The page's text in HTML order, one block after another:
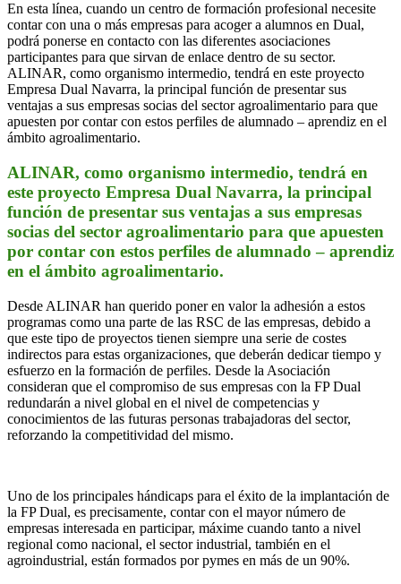
En esta línea, cuando un centro de formación profesional necesite
contar con una o más empresas para acoger a alumnos en Dual,
podrá ponerse en contacto con las diferentes asociaciones
participantes para que sirvan de enlace dentro de su sector.
ALINAR, como organismo intermedio, tendrá en este proyecto
Empresa Dual Navarra, la principal función de presentar sus
ventajas a sus empresas socias del sector agroalimentario para que
apuesten por contar con estos perfiles de alumnado – aprendiz en el
ámbito agroalimentario.
ALINAR, como organismo intermedio, tendrá en
este proyecto Empresa Dual Navarra, la principal
función de presentar sus ventajas a sus empresas
socias del sector agroalimentario para que apuesten
por contar con estos perfiles de alumnado – aprendiz
en el ámbito agroalimentario.
Desde ALINAR han querido poner en valor la adhesión a estos
programas como una parte de las RSC de las empresas, debido a
que este tipo de proyectos tienen siempre una serie de costes
indirectos para estas organizaciones, que deberán dedicar tiempo y
esfuerzo en la formación de perfiles. Desde la Asociación
consideran que el compromiso de sus empresas con la FP Dual
redundarán a nivel global en el nivel de competencias y
conocimientos de las futuras personas trabajadoras del sector,
reforzando la competitividad del mismo.
Uno de los principales hándicaps para el éxito de la implantación de
la FP Dual, es precisamente, contar con el mayor número de
empresas interesada en participar, máxime cuando tanto a nivel
regional como nacional, el sector industrial, también en el
agroindustrial, están formados por pymes en más de un 90%.